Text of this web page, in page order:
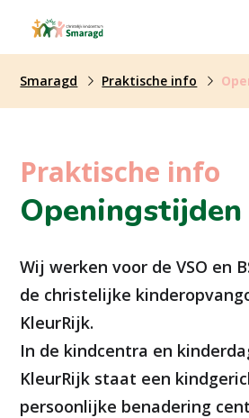
Smaragd Praktische info
Praktische info
Wij werken voor de VSO en
de christelijke
KleurRijk.
In de kindcentra en
KleurRijk staat een
persoonlijke benadering